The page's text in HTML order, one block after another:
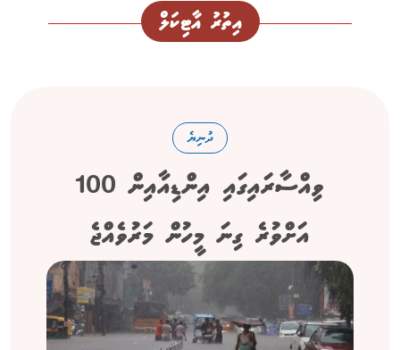
އިތުރު އާޓިކަލް
ދުނިޔެ
ވިއްސާރައިގައި އިންޑިއާއިން 100
އަށްވުރެ ގިނަ މީހުން މަރުވެއްޖެ